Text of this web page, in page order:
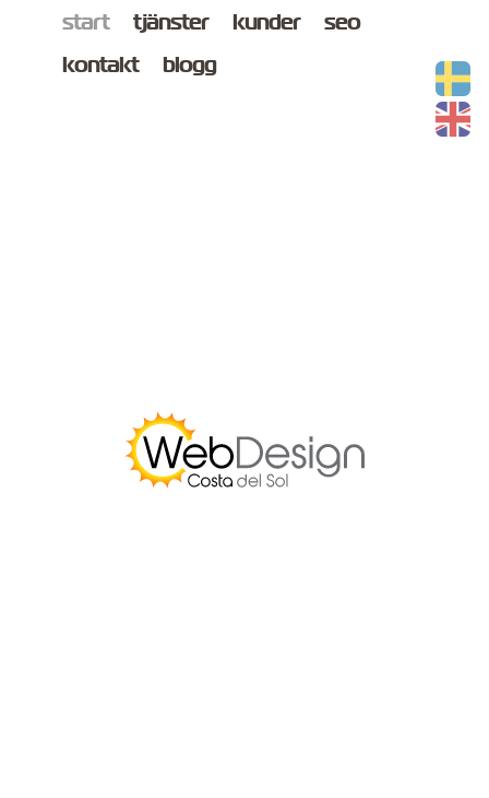
start tjänster kunder
seo
kontakt
blogg